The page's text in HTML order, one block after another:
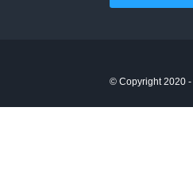
© Copyright 2020 -